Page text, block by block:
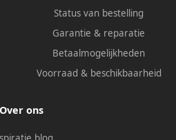
Status van bestelling
Garantie & reparatie
Betaalmogelijkheden
Voorraad & beschikbaarheid
Over ons